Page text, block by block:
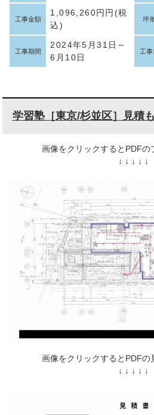
工事金額
1,096,260円円(税
込)
坪
工事期間
2024年5月31日～
6月10日
工
学習塾［東京/杉並区］見積
画像をクリックするとPDFの
↓ ↓ ↓ ↓ ↓
画像をクリックするとPDFの
↓ ↓ ↓ ↓ ↓